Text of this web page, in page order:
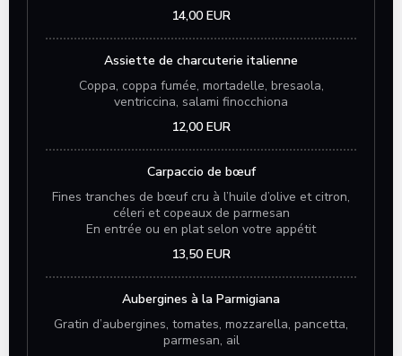
14,00 EUR
Assiette de charcuterie italienne
Coppa, coppa fumée, mortadelle, bresaola,
ventriccina, salami finocchiona
12,00 EUR
Carpaccio de bœuf
Fines tranches de bœuf cru à l’huile d’olive et citron,
céleri et copeaux de parmesan
En entrée ou en plat selon votre appétit
13,50 EUR
Aubergines à la Parmigiana
Gratin d’aubergines, tomates, mozzarella, pancetta,
parmesan, ail